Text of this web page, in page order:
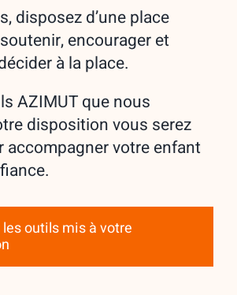
disposez d’une place
encourager et
à la place.
AZIMUT que nous
disposition vous serez
accompagner votre enfant
outils mis à votre